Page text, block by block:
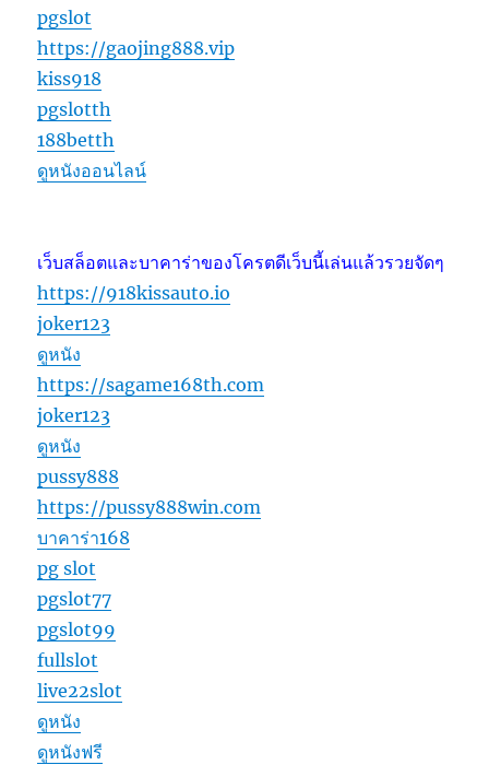
pgslot
https://gaojing888.vip
kiss918
pgslotth
188betth
ดูหนังออนไลน์
เว็บสล็อตและบาคาร่าของโครตดีเว็บนี้เล่นแล้วรวยจัดๆ
https://918kissauto.io
joker123
ดูหนัง
https://sagame168th.com
joker123
ดูหนัง
pussy888
https://pussy888win.com
บาคาร่า168
pg slot
pgslot77
pgslot99
fullslot
live22slot
ดูหนัง
ดูหนังฟรี